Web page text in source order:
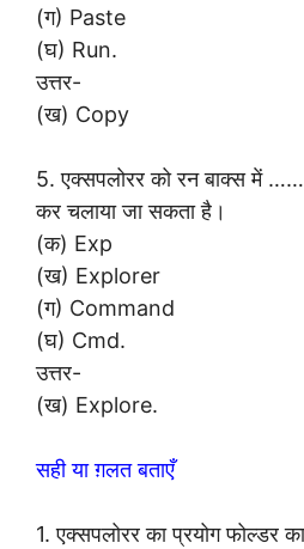
(ग) Paste
(घ) Run.
उत्तर-
(ख) Copy
5. एक्सपलोरर को रन बाक्स
कर चलाया जा सकता है।
(क) Exp
(ख) Explorer
(ग) Command
(घ) Cmd.
उत्तर-
(ख) Explore.
सही या ग़लत बताएँ
1. एक्सपलोरर का प्रयोग फोल्डर